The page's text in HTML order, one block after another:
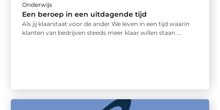
Onderwijs
Een beroep in een uitdagende tijd
Als jij klaarstaat voor de ander We leven in een tijd waarin
klanten van bedrijven steeds meer klaar willen staan ...